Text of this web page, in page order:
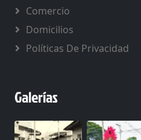
Comercio
Domicilios
Políticas De Privacidad
Galerías